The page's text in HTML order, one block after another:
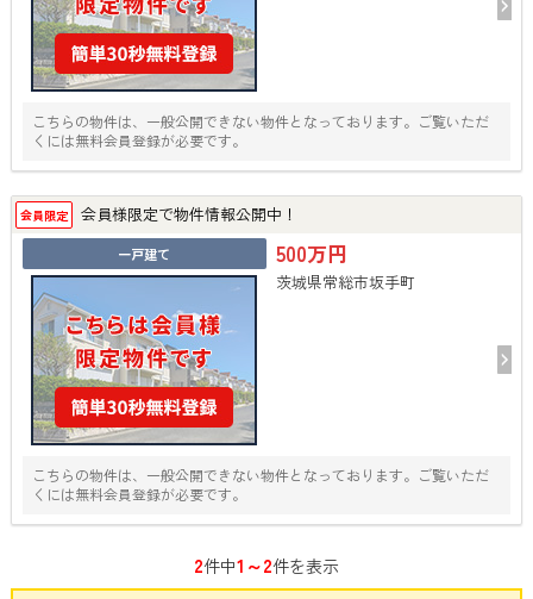
こちらの物件は、一般公開できない物件となっております。ご覧いただ
くには無料会員登録が必要です。
会員限定 会員様限定で物件情報公開中！
一戸建て 500万円
茨城県常総市坂手町
こちらの物件は、一般公開できない物件となっております。ご覧いただ
くには無料会員登録が必要です。
2件中1～2件を表示